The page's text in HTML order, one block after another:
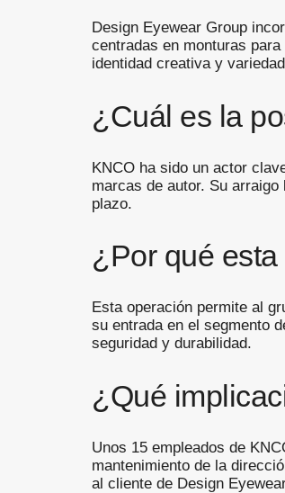
Design Eyewear Group
centradas en monturas
identidad creativa y
¿Cuál es la
KNCO ha sido un actor
marcas de autor. Su
plazo.
¿Por qué
Esta operación permite al
su entrada en el segmento
seguridad y durabilidad.
¿Qué
Unos 15 empleados de
mantenimiento de la
al cliente de Design